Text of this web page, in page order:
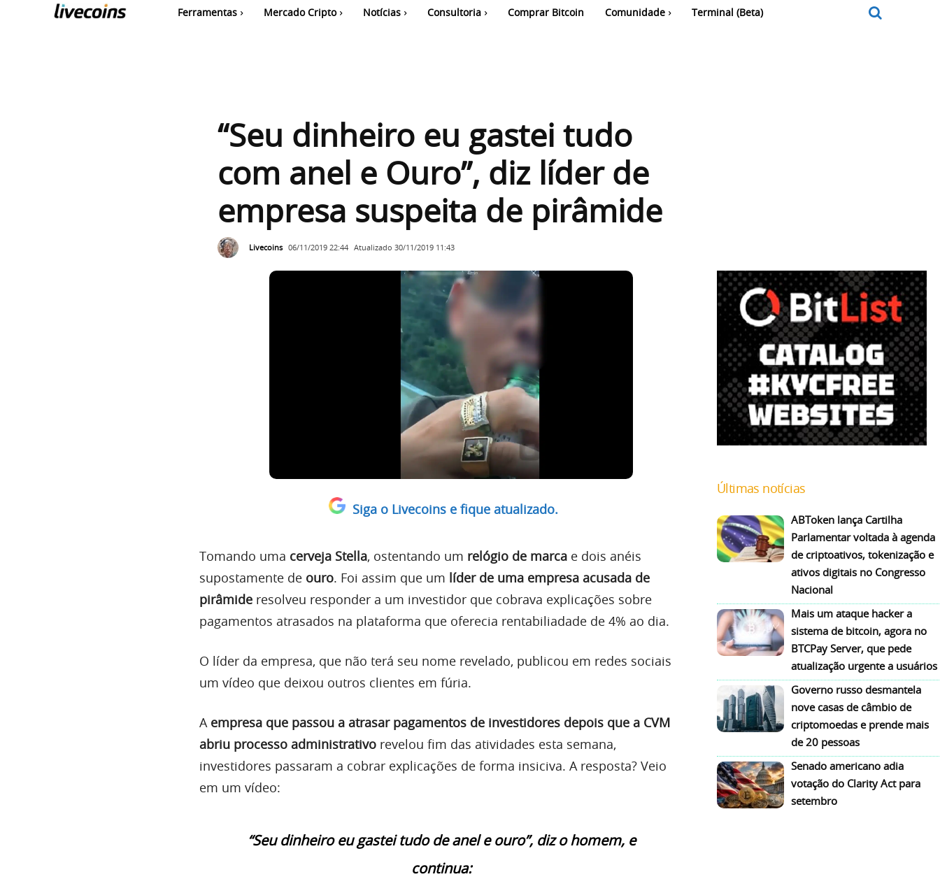
Ferramentas Mercado Cripto Notícias Consultoria Comprar Bitcoin Comunidade Terminal (Beta)
“Seu dinheiro eu gastei tudo
com anel e Ouro”, diz líder de
empresa suspeita de pirâmide
Livecoins 06/11/2019 22:44 Atualizado 30/11/2019 11:43
Siga o Livecoins e fique atualizado.
Tomando uma cerveja Stella, ostentando um relógio de marca e dois anéis
supostamente de ouro. Foi assim que um líder de uma empresa acusada de
pirâmide resolveu responder a um investidor que cobrava explicações sobre
pagamentos atrasados na plataforma que oferecia rentabiliadade de 4% ao dia.
O líder da empresa, que não terá seu nome revelado, publicou em redes sociais
um vídeo que deixou outros clientes em fúria.
A empresa que passou a atrasar pagamentos de investidores depois que a CVM
abriu processo administrativo revelou fim das atividades esta semana,
investidores passaram a cobrar explicações de forma insiciva. A resposta? Veio
em um vídeo:
“Seu dinheiro eu gastei tudo de anel e ouro”,diz o homem, e
continua:
Últimas notícias
ABToken lança Cartilha
Parlamentar voltada à agenda
de criptoativos, tokenização e
ativos digitais no Congresso
Nacional
Mais um ataque hacker a
sistema de bitcoin, agora no
BTCPay Server, que pede
atualização urgente a usuários
Governo russo desmantela
nove casas de câmbio de
criptomoedas e prende mais
de 20 pessoas
Senado americano adia
votação do Clarity Act para
setembro